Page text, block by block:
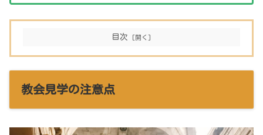
目次
教会見学の注意点